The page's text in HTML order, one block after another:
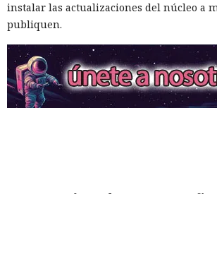
instalar las actualizaciones del núcleo a
publiquen.
La mujer de tus